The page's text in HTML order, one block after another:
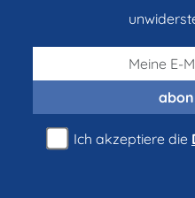
Ich akzeptiere die